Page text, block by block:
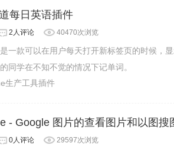
每日英语插件
2人评论 40470次浏览
一款可以在用户每天打开新标签页的时候，
同学在不知不觉的情况下记单词。
生产工具插件
- Google 图片的查看图片和以图搜
0人评论 29597次浏览